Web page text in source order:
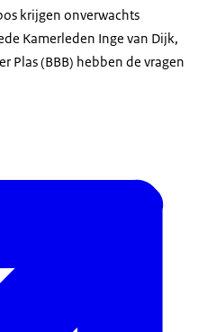
krijgen onverwachts
Kamerleden Inge van Dijk,
Plas (BBB) hebben de vragen